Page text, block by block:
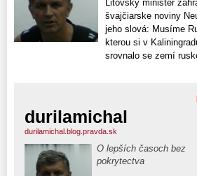
Litovský minister
švajčiarske noviny
jeho slová: Musíme
kterou si v
srovnalo se zemí
durilamichal
durilamichal.blog.pravda.sk
O lepších časoch bez
pokrytectva